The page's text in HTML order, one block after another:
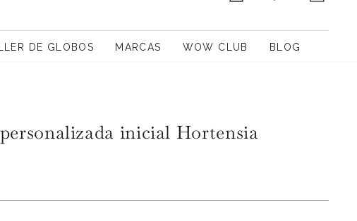
DE GLOBOS MARCAS WOW CLUB BLOG
inicial Hortensia